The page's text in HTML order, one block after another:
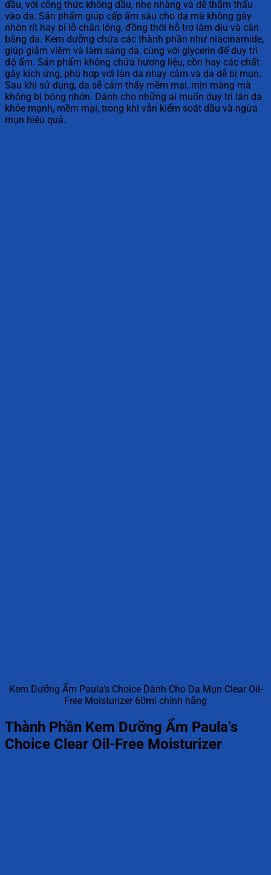
dầu, với công thức không dầu, nhẹ nhàng và dễ thẩm thấu
vào da. Sản phẩm giúp cấp ẩm sâu cho da mà không gây
nhờn rít hay bí lỗ chân lông, đồng thời hỗ trợ làm dịu và cân
bằng da. Kem dưỡng chứa các thành phần như niacinamide,
giúp giảm viêm và làm sáng da, cùng với glycerin để duy trì
độ ẩm. Sản phẩm không chứa hương liệu, cồn hay các chất
gây kích ứng, phù hợp với làn da nhạy cảm và da dễ bị mụn.
Sau khi sử dụng, da sẽ cảm thấy mềm mại, mịn màng mà
không bị bóng nhờn. Dành cho những ai muốn duy trì làn da
khỏe mạnh, mềm mại, trong khi vẫn kiểm soát dầu và ngừa
mụn hiệu quả.
Kem Dưỡng Ẩm Paula’s Choice Dành Cho Da Mụn Clear Oil-
Free Moisturizer 60ml chính hãng
Thành Phần Kem Dưỡng Ẩm Paula’s
Choice Clear Oil-Free Moisturizer